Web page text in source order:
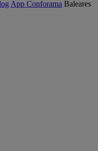
App Conforama Baleares